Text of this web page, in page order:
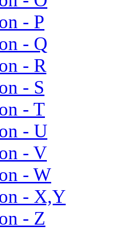
- P
- Q
- R
- S
- T
- U
- V
- W
- X,Y
- Z